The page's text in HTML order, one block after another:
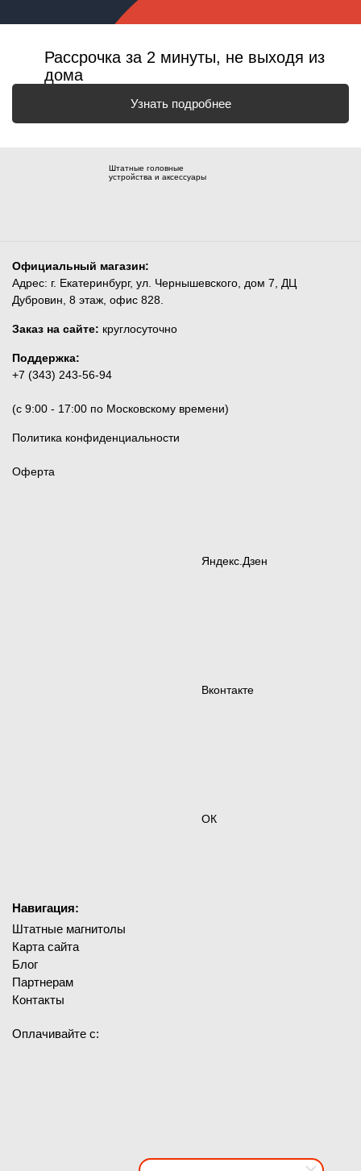
Рассрочка за 2 минуты, не выходя из
дома
Узнать подробнее
Штатные головные
устройства и аксессуары
Официальный магазин:
Адрес: г. Екатеринбург, ул. Чернышевского, дом 7, ДЦ
Дубровин, 8 этаж, офис 828.
Заказ на сайте: круглосуточно
Поддержка:
+7 (343) 243-56-94
(c 9:00 - 17:00 по Московскому времени)
Политика конфиденциальности
Оферта
Яндекс.Дзен
Вконтакте
ОК
Навигация:
Штатные магнитолы
Карта сайта
Блог
Партнерам
Контакты
Оплачивайте с: